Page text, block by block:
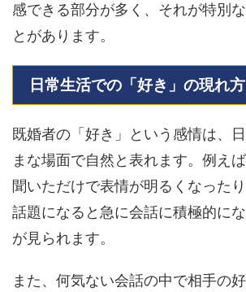
感できる部分が多く、それが特別
とがあります。
日常生活での「好き」の現れ方
既婚者の「好き」という感情は、
まな場面で自然と表れます。例え
聞いただけで表情が明るくなった
話題になると急に会話に積極的に
が見られます。
また、何気ない会話の中で相手の